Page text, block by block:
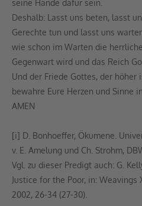
seine Hände dafür sein.
Deshalb: Lasst uns beten, lasst
Gerechte tun und lasst uns
wie schon im Warten die
Gegenwart wird und das Reich
Und der Friede Gottes, der
bewahre Eure Herzen und Sinne
AMEN
[i] D. Bonhoeffer, Ökumene.
v. E. Amelung und Ch. Strohm,
Vgl. zu dieser Predigt auch: G.
Justice for the Poor, in:
2002, 26-34 (27-30).